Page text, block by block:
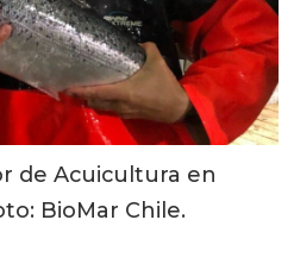
de Acuicultura en
BioMar Chile.